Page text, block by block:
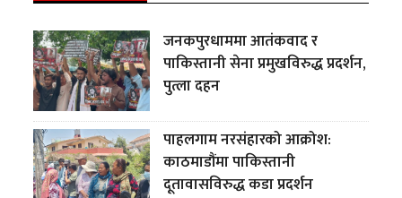
जनकपुरधाममा आतंकवाद र
पाकिस्तानी सेना प्रमुखविरुद्ध प्रदर्शन,
पुत्ला दहन
पाहलगाम नरसंहारको आक्रोश:
काठमाडौंमा पाकिस्तानी
दूतावासविरुद्ध कडा प्रदर्शन